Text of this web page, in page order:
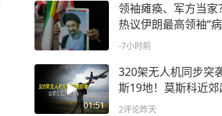
领袖瘫痪、军方当家
热议伊朗最高领袖“病
波，究竟发生了什么？
-7小时前
01:51
320架无人机同步突
斯19地！莫斯科近郊
乌军打到俄腹地
2评论昨天